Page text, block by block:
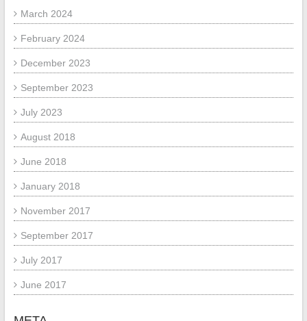
March 2024
February 2024
December 2023
September 2023
July 2023
August 2018
June 2018
January 2018
November 2017
September 2017
July 2017
June 2017